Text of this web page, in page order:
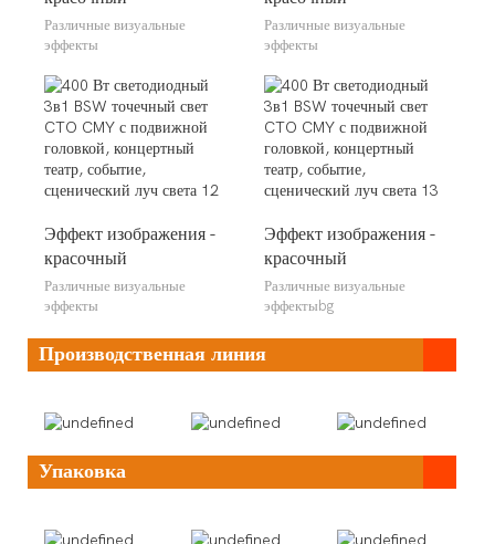
Различные визуальные
эффекты
Различные визуальные
эффекты
Эффект изображения -
красочный
Различные визуальные
эффекты
Эффект изображения -
красочный
Различные визуальные
эффектыbg
Производственная линия
Упаковка